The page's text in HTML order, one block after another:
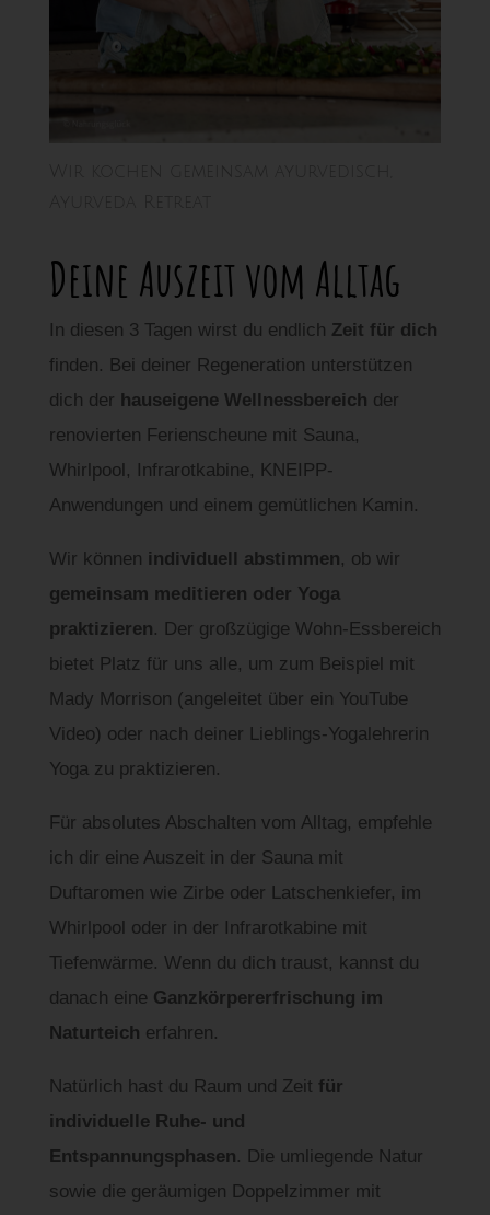
Deine Auszeit vom Alltag
In diesen 3 Tagen wirst du endlich Zeit für dich
finden. Bei deiner Regeneration unterstützen
dich der hauseigene Wellnessbereich der
renovierten Ferienscheune mit Sauna,
Whirlpool, Infrarotkabine, KNEIPP-
Anwendungen und einem gemütlichen Kamin.
Wir können individuell abstimmen, ob wir
gemeinsam meditieren oder Yoga
praktizieren. Der großzügige Wohn-Essbereich
bietet Platz für uns alle, um zum Beispiel mit
Mady Morrison (angeleitet über ein YouTube
Video) oder nach deiner Lieblings-Yogalehrerin
Yoga zu praktizieren.
Für absolutes Abschalten vom Alltag, empfehle
ich dir eine Auszeit in der Sauna mit
Duftaromen wie Zirbe oder Latschenkiefer, im
Whirlpool oder in der Infrarotkabine mit
Tiefenwärme. Wenn du dich traust, kannst du
danach eine Ganzkörpererfrischung im
Naturteich erfahren.
Natürlich hast du Raum und Zeit für
individuelle Ruhe- und
Entspannungsphasen. Die umliegende Natur
sowie die geräumigen Doppelzimmer mit